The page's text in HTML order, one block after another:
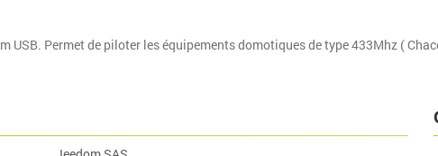
USB. Permet de piloter les équipements domotiques de type 433Mhz (